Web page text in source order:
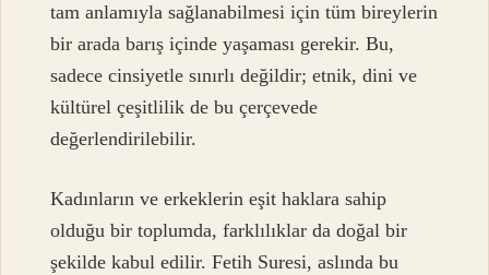
tam anlamıyla sağlanabilmesi için tüm bireylerin
bir arada barış içinde yaşaması gerekir. Bu,
sadece cinsiyetle sınırlı değildir; etnik, dini ve
kültürel çeşitlilik de bu çerçevede
değerlendirilebilir.
Kadınların ve erkeklerin eşit haklara sahip
olduğu bir toplumda, farklılıklar da doğal bir
şekilde kabul edilir. Fetih Suresi, aslında bu